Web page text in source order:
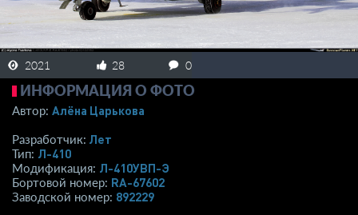
ЗАРЕГИСТРИРОВАТЬСЯ
2021 28 0
ИНФОРМАЦИЯ О ФОТО
Автор: Алёна Царькова
Разработчик: Лет
Тип: Л-410
Модификация: Л-410УВП-Э
Бортовой номер: RA-67602
Заводской номер: 892229